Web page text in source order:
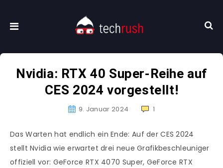
Nvidia: RTX 40 Super-Reihe auf
CES 2024 vorgestellt!
9. Januar 2024 1
Das Warten hat endlich ein Ende: Auf der CES 2024
stellt Nvidia wie erwartet drei neue Grafikbeschleuniger
offiziell vor: GeForce RTX 4070 Super, GeForce RTX